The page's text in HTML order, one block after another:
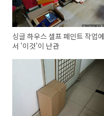
싱글 하우스 셀프 페인트 작업에
서 '이것'이 난관